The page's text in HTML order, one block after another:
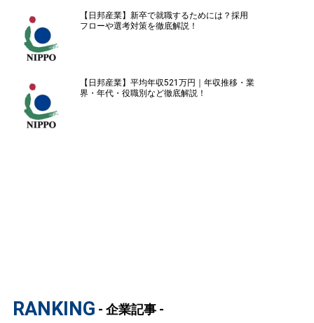
【日邦産業】新卒で就職するためには？採用
フローや選考対策を徹底解説！
【日邦産業】平均年収521万円｜年収推移・業
界・年代・役職別など徹底解説！
RANKING - 企業記事 -